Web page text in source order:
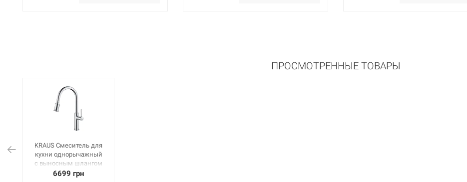
ПРОСМОТРЕННЫЕ ТОВАРЫ
KRAUS Смеситель для
кухни однорычажный
с выносным шлангом
Sellette KPF-1680 CH
6699 грн